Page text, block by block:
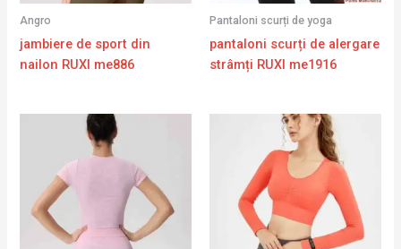
Angro
jambiere de sport din
nailon RUXI me886
Pantaloni scurți de yoga
pantaloni scurți de alergare
strâmți RUXI me1916